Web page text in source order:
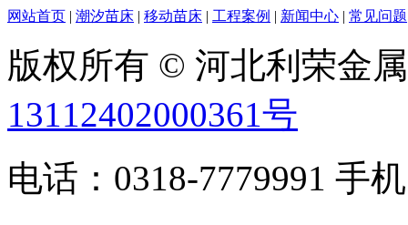
网站首页 | 潮汐苗床 | 移动苗床 | 工程案例 | 新闻中心 | 常见问题
版权所有 © 河北利荣金
13112402000361号
电话：0318-7779991 手